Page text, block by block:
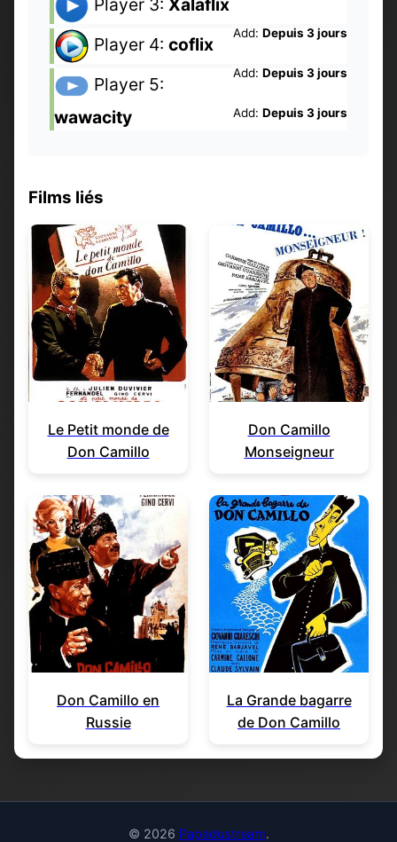
Player 3: Xalaflix
Add: Depuis 3 jours
Player 4: coflix
Add: Depuis 3 jours
Player 5:
wawacity
Add: Depuis 3 jours
Films liés
Le Petit monde de
Don Camillo
Don Camillo
Monseigneur
Don Camillo en
Russie
La Grande bagarre
de Don Camillo
© 2026 Papadustream.